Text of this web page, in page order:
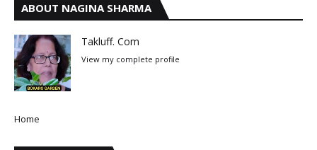
ABOUT NAGINA SHARMA
Takluff. Com
View my complete profile
Home